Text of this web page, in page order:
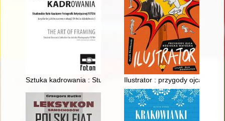
Sztuka kadrowania : Studenckie Koło Naukowe Fotografii
Ilustrator : przygody ojca